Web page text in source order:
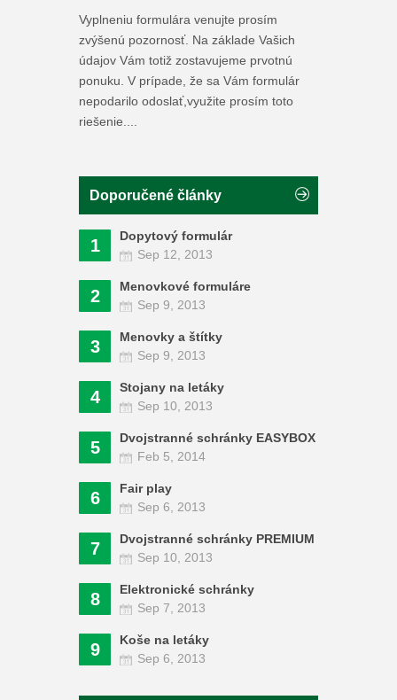
Vyplneniu formulára venujte prosím
zvýšenú pozornosť. Na základe Vašich
údajov Vám totiž zostavujeme prvotnú
ponuku. V prípade, že sa Vám formulár
nepodarilo odoslať,využite prosím toto
riešenie....
Doporučené články
1
Dopytový formulár
Sep 12, 2013
2
Menovkové formuláre
Sep 9, 2013
3
Menovky a štítky
Sep 9, 2013
4
Stojany na letáky
Sep 10, 2013
5
Dvojstranné schránky EASYBOX
Feb 5, 2014
6
Fair play
Sep 6, 2013
7
Dvojstranné schránky PREMIUM
Sep 10, 2013
8
Elektronické schránky
Sep 7, 2013
9
Koše na letáky
Sep 6, 2013